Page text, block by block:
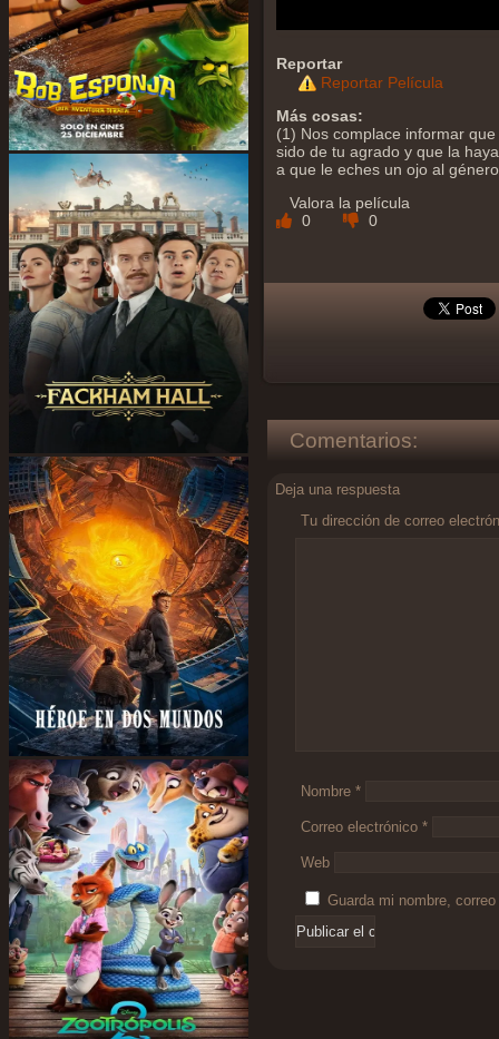
Reportar
Reportar Película
Más cosas:
(1) Nos complace informar
sido de tu agrado y que la
a que le eches un ojo al
Valora la película
0
0
Comentarios:
Deja una respuesta
Tu dirección de correo
Nombre *
Correo electrónico *
Web
Guarda mi nombre,